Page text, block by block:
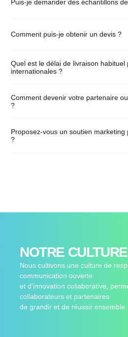
Puis-je demander des échantillons
Comment puis-je obtenir un devis ?
Quel est le délai de livraison
internationales ?
Comment devenir votre partenaire
?
Proposez-vous un soutien
?
NOTRE CULTURE
Nous cultivons une culture de
communication ouverte
et d’innovation collaborative,
collaborateurs et partenaires
de grandir et de réussir ensemble.